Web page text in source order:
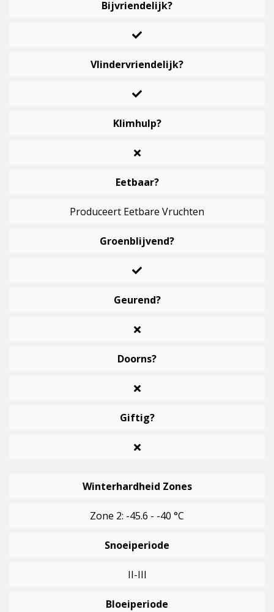
Bijvriendelijk?
Vlindervriendelijk?
Klimhulp?
Eetbaar?
Produceert Eetbare Vruchten
Groenblijvend?
Geurend?
Doorns?
Giftig?
Winterhardheid Zones
Zone 2: -45.6 - -40 °C
Snoeiperiode
II-III
Bloeiperiode